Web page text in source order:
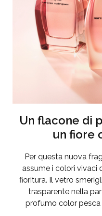
Un flacone di
un fiore
Per questa nuova
assume i colori vivaci
fioritura. Il vetro
trasparente nella
profumo color